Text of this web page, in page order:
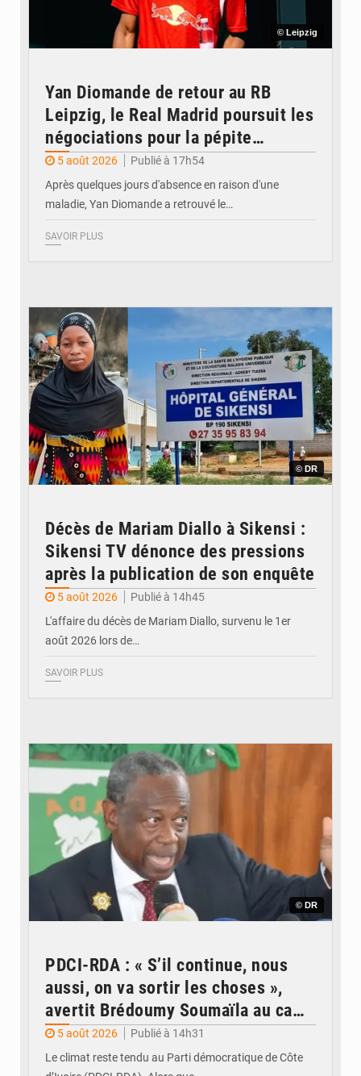
© Leipzig
Yan Diomande de retour au RB
Leipzig, le Real Madrid poursuit les
négociations pour la pépite
ivoirienne
5 août 2026
Publié à 17h54
Après quelques jours d'absence en raison d'une
maladie, Yan Diomande a retrouvé le…
SAVOIR PLUS
© DR
Décès de Mariam Diallo à Sikensi :
Sikensi TV dénonce des pressions
après la publication de son enquête
5 août 2026
Publié à 14h45
L'affaire du décès de Mariam Diallo, survenu le 1er
août 2026 lors de…
SAVOIR PLUS
© DR
PDCI-RDA : « S’il continue, nous
aussi, on va sortir les choses »,
avertit Brédoumy Soumaïla au camp
Guikahué
5 août 2026
Publié à 14h31
Le climat reste tendu au Parti démocratique de Côte